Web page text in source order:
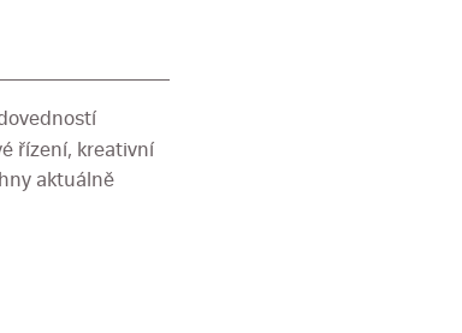
řízení, kreativní
aktuálně